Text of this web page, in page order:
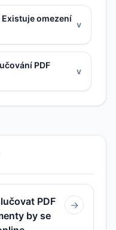
omezení
v
PDF
v
PDF
by se
→